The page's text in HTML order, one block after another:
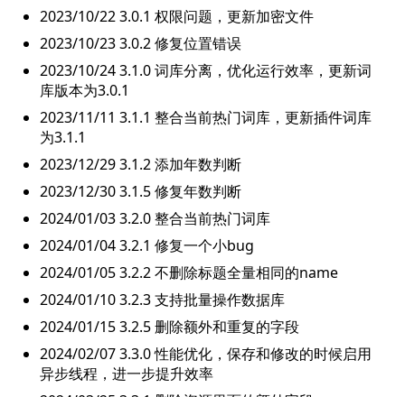
2023/10/22 3.0.1 权限问题，更新加密文件
2023/10/23 3.0.2 修复位置错误
2023/10/24 3.1.0 词库分离，优化运行效率，更新词
库版本为3.0.1
2023/11/11 3.1.1 整合当前热门词库，更新插件词库
为3.1.1
2023/12/29 3.1.2 添加年数判断
2023/12/30 3.1.5 修复年数判断
2024/01/03 3.2.0 整合当前热门词库
2024/01/04 3.2.1 修复一个小bug
2024/01/05 3.2.2 不删除标题全量相同的name
2024/01/10 3.2.3 支持批量操作数据库
2024/01/15 3.2.5 删除额外和重复的字段
2024/02/07 3.3.0 性能优化，保存和修改的时候启用
异步线程，进一步提升效率